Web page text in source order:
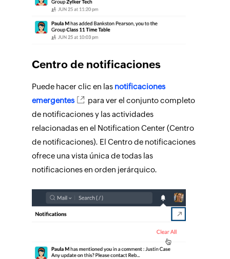
Centro de notificaciones
Puede hacer clic en las notificaciones
emergentes
para ver el conjunto completo
de notificaciones y las actividades
relacionadas en el Notification Center (Centro
de notificaciones). El Centro de notificaciones
ofrece una vista única de todas las
notificaciones en orden jerárquico.